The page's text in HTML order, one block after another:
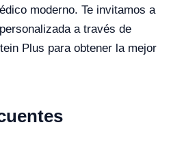
moderno. Te invitamos a
a través de
Plus para obtener la mejor